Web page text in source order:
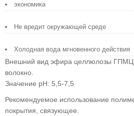
экономика
Не вредит окружающей среде
Холодная вода мгновенного действия
Внешний вид эфира целлюлозы
волокно.
Значение рН: 5,5-7,5
Рекомендуемое использование
покрытия, связующее.